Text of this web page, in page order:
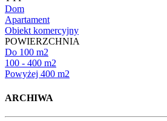
Dom
Apartament
Obiekt komercyjny
POWIERZCHNIA
Do 100 m2
100 - 400 m2
Powyżej 400 m2
ARCHIWA